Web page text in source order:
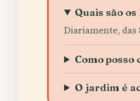
Quais são
Diariamente, das
Como
O jardim é